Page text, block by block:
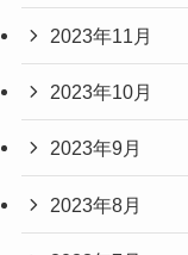
2023年11月
2023年10月
2023年9月
2023年8月